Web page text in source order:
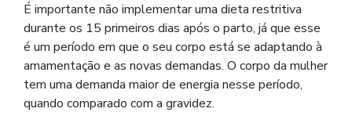
É importante não implementar uma dieta restritiva
durante os 15 primeiros dias após o parto, já que esse
é um período em que o seu corpo está se adaptando à
amamentação e as novas demandas. O corpo da mulher
tem uma demanda maior de energia nesse período,
quando comparado com a gravidez.